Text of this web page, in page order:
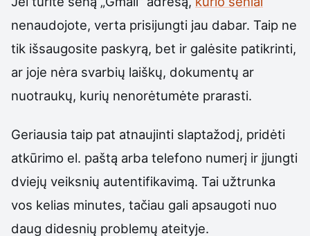
nenaudojote, verta prisijungti jau dabar. Taip ne
tik išsaugosite paskyrą, bet ir galėsite patikrinti,
ar joje nėra svarbių laiškų, dokumentų ar
nuotraukų, kurių nenorėtumėte prarasti.
Geriausia taip pat atnaujinti slaptažodį, pridėti
atkūrimo el. paštą arba telefono numerį ir įjungti
dviejų veiksnių autentifikavimą. Tai užtrunka
vos kelias minutes, tačiau gali apsaugoti nuo
daug didesnių problemų ateityje.